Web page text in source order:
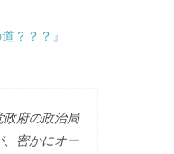
？？？』
政府の政治局
、密かにオー